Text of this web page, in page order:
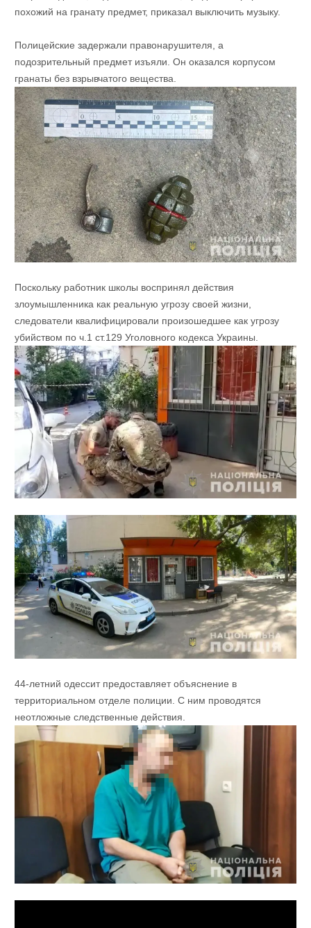
похожий на гранату предмет, приказал выключить музыку.
Полицейские задержали правонарушителя, а
подозрительный предмет изъяли. Он оказался корпусом
гранаты без взрывчатого вещества.
Поскольку работник школы воспринял действия
злоумышленника как реальную угрозу своей жизни,
следователи квалифицировали произошедшее как угрозу
убийством по ч.1 ст.129 Уголовного кодекса Украины.
44-летний одессит предоставляет объяснение в
территориальном отделе полиции. С ним проводятся
неотложные следственные действия.